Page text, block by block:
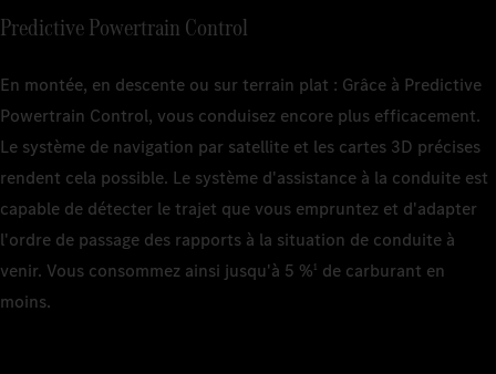
Predictive Powertrain Control
En montée, en descente ou sur terrain plat : Grâce à Predictive
Powertrain Control, vous conduisez encore plus efficacement.
Le système de navigation par satellite et les cartes 3D précises
rendent cela possible. Le système d'assistance à la conduite est
capable de détecter le trajet que vous empruntez et d'adapter
l'ordre de passage des rapports à la situation de conduite à
venir. Vous consommez ainsi jusqu'à 5 %1 de carburant en
moins.